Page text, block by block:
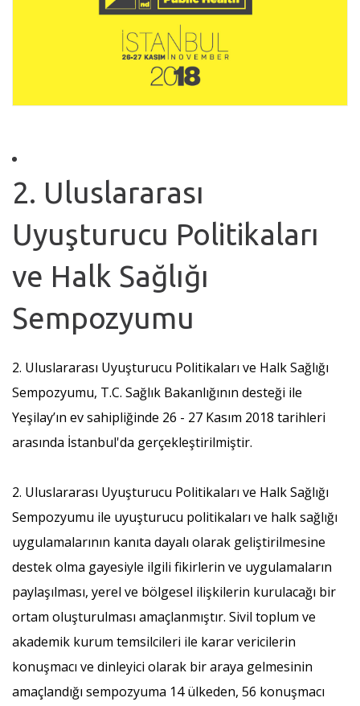
2. Uluslararası
Uyuşturucu Politikaları
ve Halk Sağlığı
Sempozyumu
2. Uluslararası Uyuşturucu Politikaları ve Halk Sağlığı
Sempozyumu, T.C. Sağlık Bakanlığının desteği ile
Yeşilay’ın ev sahipliğinde 26 - 27 Kasım 2018 tarihleri
arasında İstanbul'da gerçekleştirilmiştir.
2. Uluslararası Uyuşturucu Politikaları ve Halk Sağlığı
Sempozyumu ile uyuşturucu politikaları ve halk sağlığı
uygulamalarının kanıta dayalı olarak geliştirilmesine
destek olma gayesiyle ilgili fikirlerin ve uygulamaların
paylaşılması, yerel ve bölgesel ilişkilerin kurulacağı bir
ortam oluşturulması amaçlanmıştır. Sivil toplum ve
akademik kurum temsilcileri ile karar vericilerin
konuşmacı ve dinleyici olarak bir araya gelmesinin
amaçlandığı sempozyuma 14 ülkeden, 56 konuşmacı